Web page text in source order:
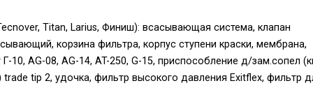
Titan, Larius, Финиш): всасывающая система, клапан
корзина фильтра, корпус ступени краски, мембрана,
AG-08, AG-14, AT-250, G-15, приспособление д/зам.сопел
tip 2, удочка, фильтр высокого давления Exitflex, фильтр